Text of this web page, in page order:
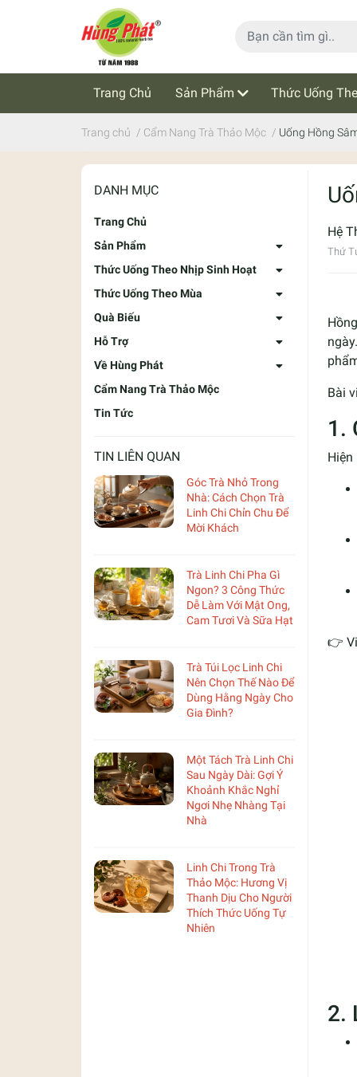
Trang Chủ Sản Phẩm Thức Uống
Cẩm Nang Trà Thảo Mộc Tin Tức
Trang chủ / Cẩm Nang Trà Thảo Mộc / Uống Hồng
DANH MỤC
Trang Chủ
Sản Phẩm
Thức Uống Theo Nhịp Sinh Hoạt
Thức Uống Theo Mùa
Quà Biếu
Hỗ Trợ
Về Hùng Phát
Cẩm Nang Trà Thảo Mộc
Tin Tức
TIN LIÊN QUAN
Góc Trà Nhỏ Trong
Nhà: Cách Chọn Trà
Linh Chi Chỉn Chu Để
Mời Khách
Trà Linh Chi Pha Gì
Ngon? 3 Công Thức
Dễ Làm Với Mật Ong,
Cam Tươi Và Sữa Hạt
Trà Túi Lọc Linh Chi
Nên Chọn Thế Nào Để
Dùng Hằng Ngày Cho
Gia Đình?
Một Tách Trà Linh Chi
Sau Ngày Dài: Gợi Ý
Khoảnh Khắc Nghỉ
Ngơi Nhẹ Nhàng Tại
Nhà
Linh Chi Trong Trà
Thảo Mộc: Hương Vị
Thanh Dịu Cho Người
Thích Thức Uống Tự
Nhiên
Hệ
Thứ
Bài
1.
👉
2.